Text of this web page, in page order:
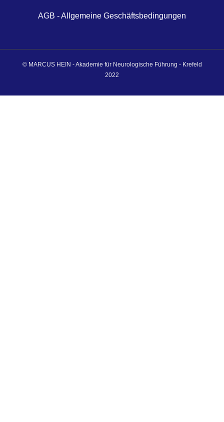
AGB - Allgemeine Geschäftsbedingungen
© MARCUS HEIN - Akademie für Neurologische Führung - Krefeld
2022